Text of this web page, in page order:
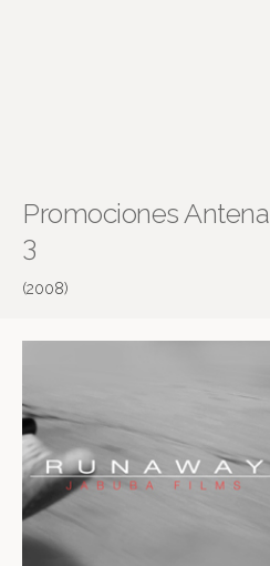
Promociones Antena
3
(2008)